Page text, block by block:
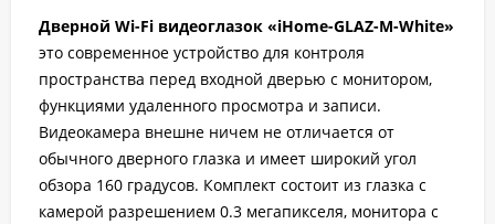
Дверной Wi-Fi видеоглазок «iHome-GLAZ-М-White»
это современное устройство для контроля
пространства перед входной дверью с монитором,
функциями удаленного просмотра и записи.
Видеокамера внешне ничем не отличается от
обычного дверного глазка и имеет широкий угол
обзора 160 градусов. Комплект состоит из глазка с
камерой разрешением 0.3 мегапикселя, монитора с